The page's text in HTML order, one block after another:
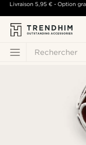
Rechercher
Livraison 5,95 €- Option